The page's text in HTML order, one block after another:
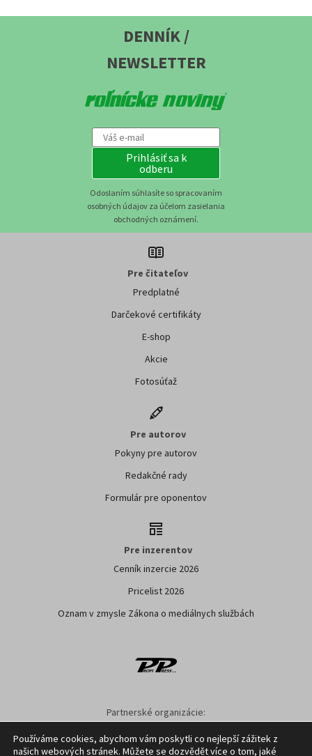
DENNÍK /
NEWSLETTER
Prihlásiť sa k
odberu
Odoslaním súhlasíte so spracovaním
osobných údajov za účelom zasielania
obchodných oznámení.
Pre čitateľov
Predplatné
Darčekové certifikáty
E-shop
Akcie
Fotosúťaž
Pre autorov
Pokyny pre autorov
Redakčné rady
Formulár pre oponentov
Pre inzerentov
Cenník inzercie 2026
Pricelist 2026
Oznam v zmysle Zákona o mediálnych službách
Partnerské organizácie:
Používáme cookies, abychom vám poskytli co nejlepší zážitek z
našich webových stránek. Můžete se dozvědět více o tom, jaké